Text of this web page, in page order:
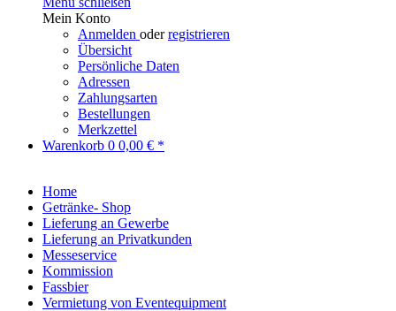
Mein Konto
Anmelden oderregistrieren
Übersicht
Persönliche Daten
Adressen
Zahlungsarten
Bestellungen
Merkzettel
Warenkorb 0 0,00 € *
Home
Getränke- Shop
Lieferung an Gewerbe
Lieferung an Privatkunden
Messeservice
Kommission
Fassbier
Vermietung von Eventequipment